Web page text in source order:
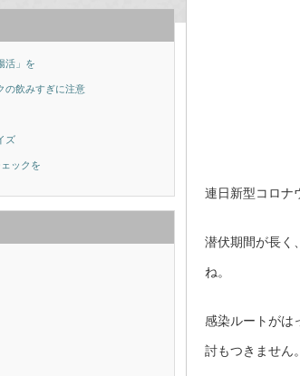
連日新型コロナ
潜伏期間が長く
ね。
感染ルートがは
討もつきません。
活」を
の飲みすぎに注意
ズ
ックを